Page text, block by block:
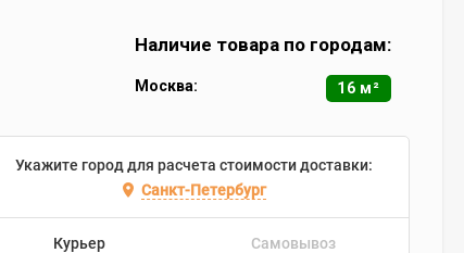
Наличие товара по городам:
Москва: 16 м²
Укажите город для расчета стоимости доставки:
Санкт-Петербург
Курьер Самовывоз